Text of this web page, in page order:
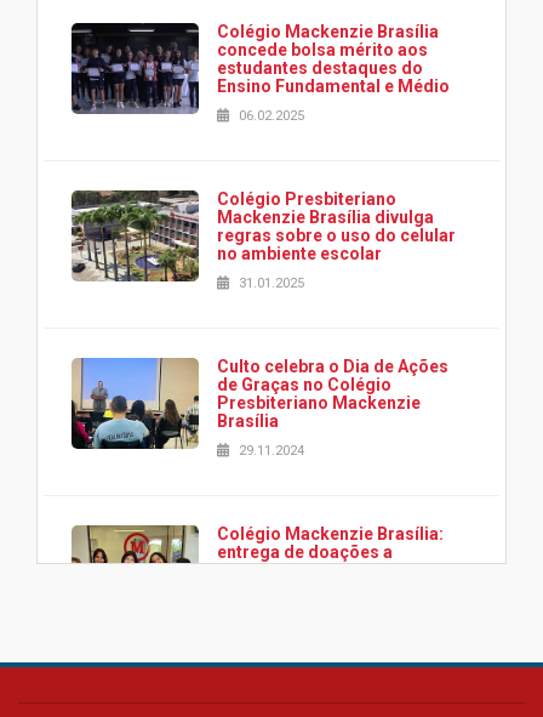
Colégio Mackenzie Brasília
concede bolsa mérito aos
estudantes destaques do
Ensino Fundamental e Médio
06.02.2025
Colégio Presbiteriano
Mackenzie Brasília divulga
regras sobre o uso do celular
no ambiente escolar
31.01.2025
Culto celebra o Dia de Ações
de Graças no Colégio
Presbiteriano Mackenzie
Brasília
29.11.2024
Colégio Mackenzie Brasília:
entrega de doações a
associação Viver da Cidade
Colégio Presbiteriano